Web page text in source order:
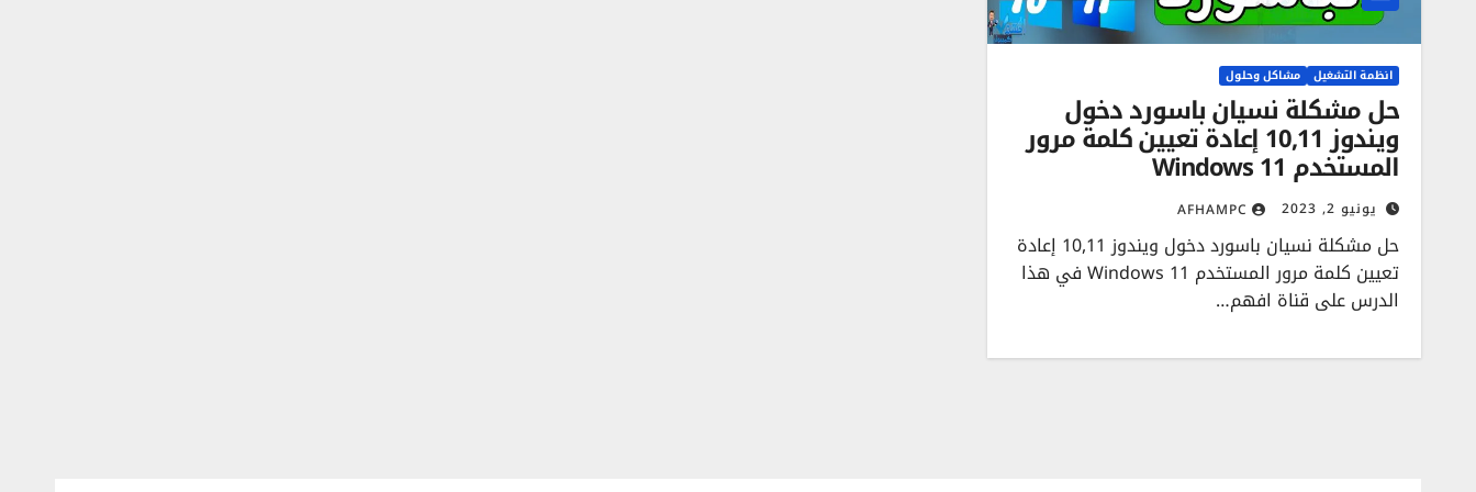
انظمة التشغيل مشاكل وحلول
حل مشكلة نسيان باسورد دخول
ويندوز 10,11 إعادة تعيين كلمة مرور
المستخدم Windows 11
يونيو 2, 2023 AFHAMPC
حل مشكلة نسيان باسورد دخول ويندوز 10,11 إعادة
تعيين كلمة مرور المستخدم Windows 11 في هذا
الدرس على قناة افهم…